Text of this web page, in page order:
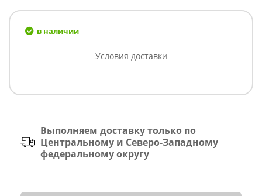
в наличии
Условия доставки
Выполняем доставку только по
Центральному и Северо-Западному
федеральному округу